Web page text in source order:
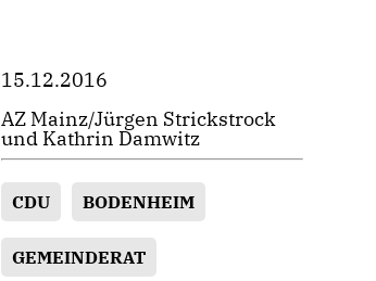
15.12.2016
AZ Mainz/Jürgen Strickstrock
und Kathrin Damwitz
CDU BODENHEIM
GEMEINDERAT